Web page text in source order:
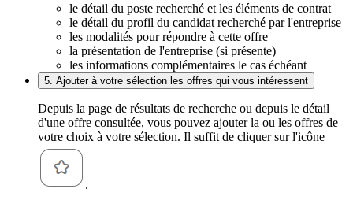
le détail du poste recherché et les éléments de contrat
le détail du profil du candidat recherché par l'entreprise
les modalités pour répondre à cette offre
la présentation de l'entreprise (si présente)
les informations complémentaires le cas échéant
5. Ajouter à votre sélection les offres qui vous intéressent
Depuis la page de résultats de recherche ou depuis le détail
d'une offre consultée, vous pouvez ajouter la ou les offres de
votre choix à votre sélection. Il suffit de cliquer sur l'icône
.